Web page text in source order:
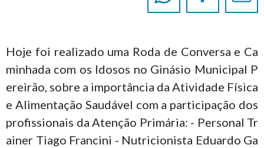
Hoje foi realizado uma Roda de Conversa e Ca
minhada com os Idosos no Ginásio Municipal P
ereirão, sobre a importância da Atividade Física
e Alimentação Saudável com a participação dos
profissionais da Atenção Primária: - Personal Tr
ainer Tiago Francini - Nutricionista Eduardo Ga